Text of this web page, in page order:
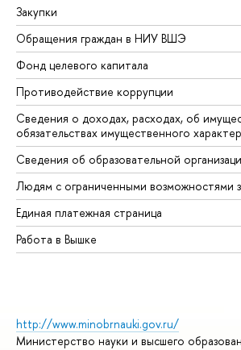
Закупки
Обращения граждан в НИУ ВШЭ
Фонд целевого капитала
Противодействие коррупции
Сведения о доходах, расходах, об
обязательствах имущественного
Сведения об образовательной
Людям с ограниченными возможностями
Единая платежная страница
Работа в Вышке
http://www.minobrnauki.gov.ru/
Министерство науки и высшего